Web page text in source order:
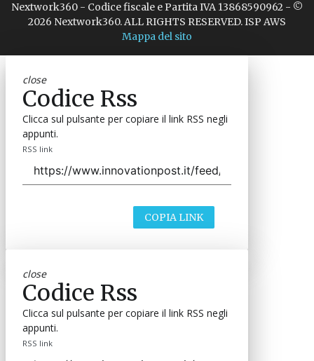
Nextwork360 - Codice fiscale e Partita IVA 13868590962 - ©
2026 Nextwork360. ALL RIGHTS RESERVED. ISP AWS
Mappa del sito
close
Codice Rss
Clicca sul pulsante per copiare il link RSS negli
appunti.
RSS link
COPIA LINK
close
Codice Rss
Clicca sul pulsante per copiare il link RSS negli
appunti.
RSS link